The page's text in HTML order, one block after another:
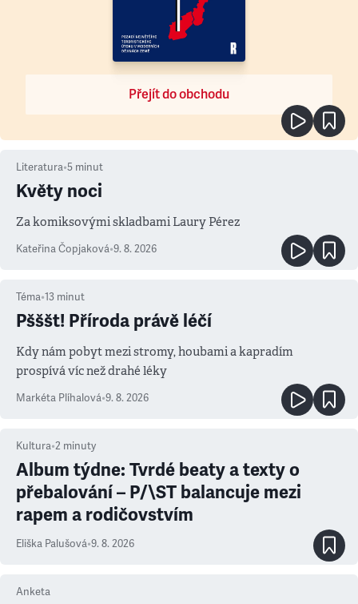
Přejít do obchodu
Literatura•5 minut
Květy noci
Za komiksovými skladbami Laury Pérez
Kateřina Čopjaková•9. 8. 2026
Téma•13 minut
Pšššt! Příroda právě léčí
Kdy nám pobyt mezi stromy, houbami a kapradím
prospívá víc než drahé léky
Markéta Plíhalová•9. 8. 2026
Kultura•2 minuty
Album týdne: Tvrdé beaty a texty o
přebalování – P/\ST balancuje mezi
rapem a rodičovstvím
Eliška Palušová•9. 8. 2026
Anketa